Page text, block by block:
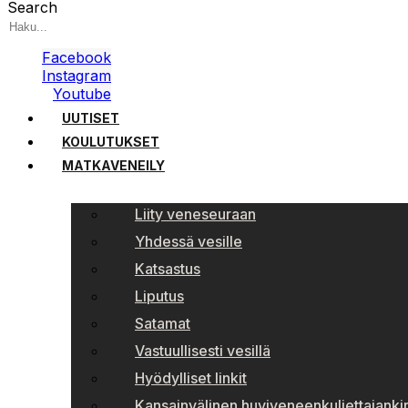
Search
Facebook
Instagram
Youtube
UUTISET
KOULUTUKSET
MATKAVENEILY
Liity veneseuraan
Yhdessä vesille
Katsastus
Liputus
Satamat
Vastuullisesti vesillä
Hyödylliset linkit